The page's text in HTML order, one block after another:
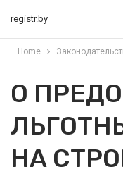
registr.by
Home
О
НА